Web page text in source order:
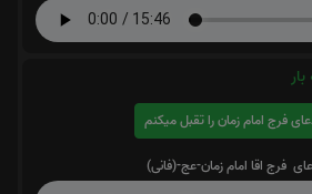
بار
فرج اقا امام زمان-عج-(فانی)